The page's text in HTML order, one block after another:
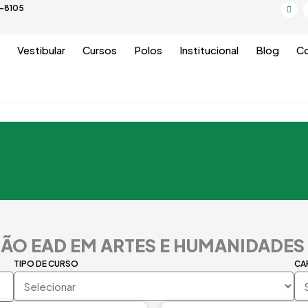
8105
n
Vestibular Cursos Polos Institucional Blog
EAD EM ARTES E
TIPO DE CURSO